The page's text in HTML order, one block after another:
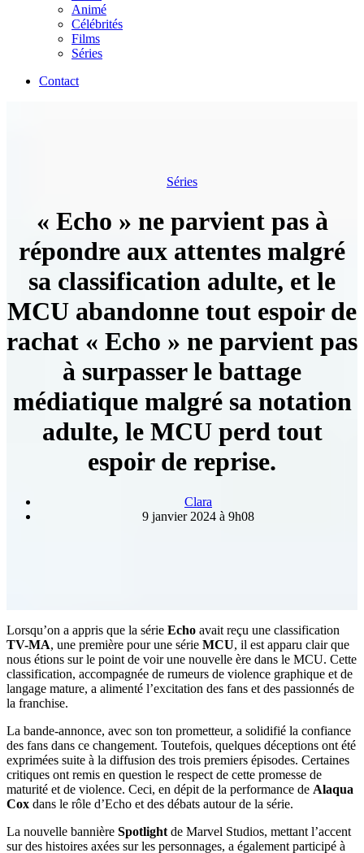
Animé
Célébrités
Films
Séries
Contact
Séries
« Echo » ne parvient pas à
répondre aux attentes malgré
sa classification adulte, et le
MCU abandonne tout espoir de
rachat « Echo » ne parvient pas
à surpasser le battage
médiatique malgré sa notation
adulte, le MCU perd tout
espoir de reprise.
Clara
9 janvier 2024 à 9h08
Lorsqu’on a appris que la série Echo avait reçu une classification
TV-MA, une première pour une série MCU, il est apparu clair que
nous étions sur le point de voir une nouvelle ère dans le MCU. Cette
classification, accompagnée de rumeurs de violence graphique et de
langage mature, a alimenté l’excitation des fans et des passionnés de
la franchise.
La bande-annonce, avec son ton prometteur, a solidifié la confiance
des fans dans ce changement. Toutefois, quelques déceptions ont été
exprimées suite à la diffusion des trois premiers épisodes. Certaines
critiques ont remis en question le respect de cette promesse de
maturité et de violence. Ceci, en dépit de la performance de Alaqua
Cox dans le rôle d’Echo et des débats autour de la série.
La nouvelle bannière Spotlight de Marvel Studios, mettant l’accent
sur des histoires axées sur les personnages, a également participé à